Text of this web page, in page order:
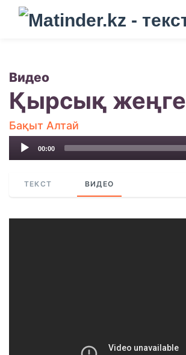
Видео
Қырсық жеңге
Бақыт Алтай
Audio
00:00
ТЕКСТ ВИДЕО